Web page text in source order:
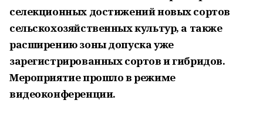
селекционных достижений новых сортов
сельскохозяйственных культур, а также
расширению зоны допуска уже
зарегистрированных сортов и гибридов.
Мероприятие прошло в режиме
видеоконференции.